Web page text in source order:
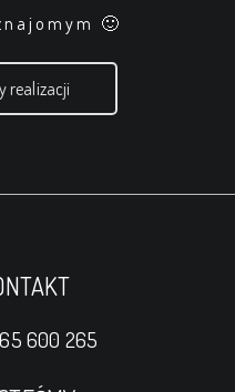
🙂
realizacji
600 265